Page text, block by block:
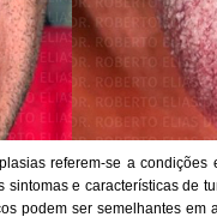
referem-se a
e características de
podem ser semelhantes em